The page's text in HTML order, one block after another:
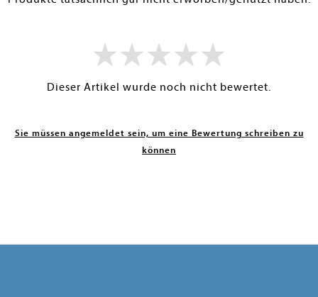
Dieser Artikel wurde noch nicht bewertet.
Sie müssen angemeldet sein, um eine Bewertung schreiben zu
können